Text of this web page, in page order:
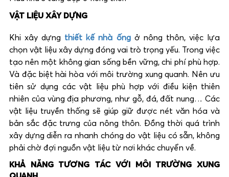
VẬT LIỆU XÂY DỰNG
Khi xây dựng thiết kế nhà ốngở nông thôn, việc lựa
chọn vật liệu xây dựng đóng vai trò trọng yếu. Trong việc
tạo nên một không gian sống bền vững, chi phí phù hợp.
Và đặc biệt hài hòa với môi trường xung quanh. Nên ưu
tiên sử dụng các vật liệu phù hợp với điều kiện thiên
nhiên của vùng địa phương, như gỗ, đá, đất nung… Các
vật liệu truyền thống sẽ giúp giữ được nét văn hóa và
bản sắc đặc trưng của nông thôn. Đồng thời quá trình
xây dựng diễn ra nhanh chóng do vật liệu có sẵn, không
phải chờ đợi nguồn vật liệu từ nơi khác chuyển về.
KHẢ NĂNG TƯƠNG TÁC VỚI MÔI TRƯỜNG XUNG